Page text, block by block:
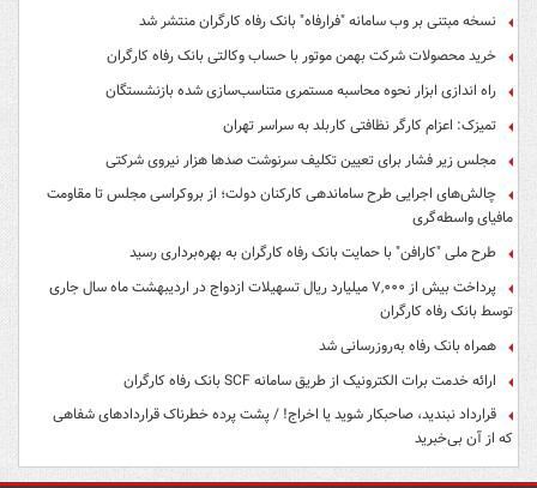
نسخه مبتنی بر وب سامانه "فرارفاه" بانک رفاه کارگران منتشر شد
خرید محصولات شرکت بهمن موتور با حساب وکالتی بانک رفاه کارگران
راه اندازی ابزار نحوه محاسبه مستمری متناسب‌سازی شده بازنشستگان
تمیزک: اعزام کارگر نظافتی کاربلد به سراسر تهران
مجلس زیر فشار برای تعیین تکلیف سرنوشت صدها هزار نیروی شرکتی
چالش‌های اجرایی طرح ساماندهی کارکنان دولت؛ از بروکراسی مجلس تا مقاومت
مافیای واسطه‌گری
طرح ملی "کارافن" با حمایت بانک رفاه کارگران به بهره‌برداری رسید
پرداخت بیش از ۷,۰۰۰ میلیارد ریال تسهیلات ازدواج در اردیبهشت ماه سال جاری
توسط بانک رفاه کارگران
همراه بانک رفاه به‌روزرسانی شد
ارائه خدمت برات الکترونیک از طریق سامانه SCF بانک رفاه کارگران
قرارداد نبندید، صاحبکار شوید یا اخراج! / پشت پرده خطرناک قراردادهای شفاهی
که از آن بی‌خبرید